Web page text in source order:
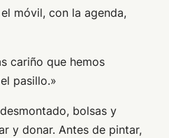
móvil, con la agenda,
cariño que hemos
pasillo.»
bolsas y
y donar. Antes de pintar,